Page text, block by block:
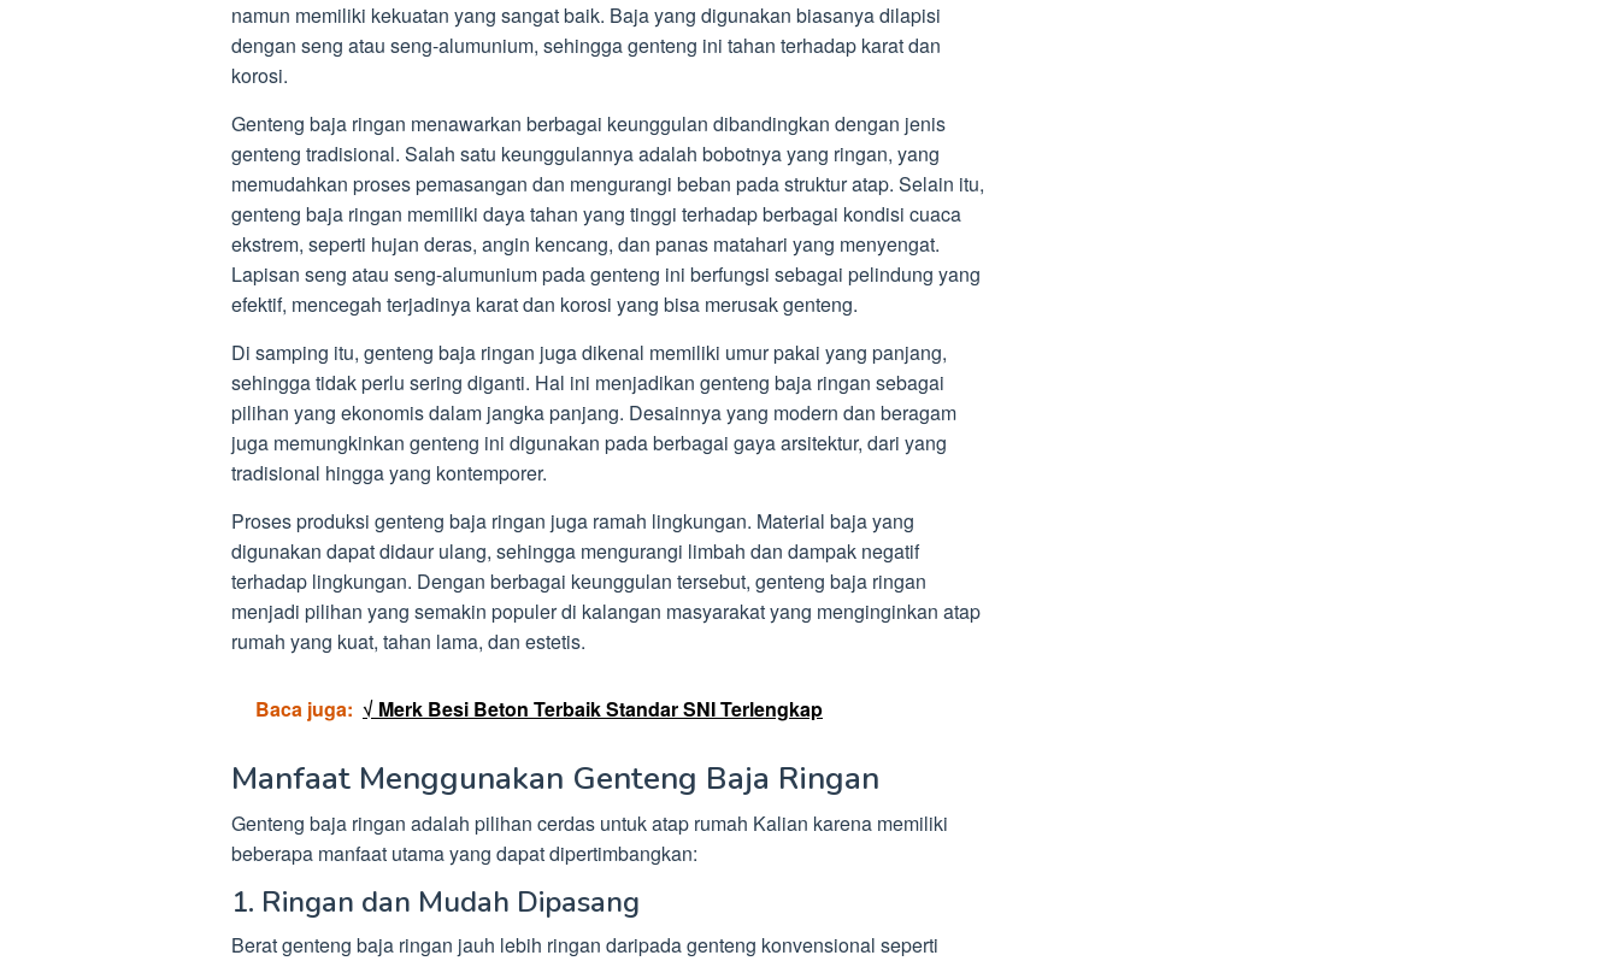
namun memiliki kekuatan yang sangat baik. Baja yang digunakan biasanya dilapisi
dengan seng atau seng-alumunium, sehingga genteng ini tahan terhadap karat dan
korosi.
Genteng baja ringan menawarkan berbagai keunggulan dibandingkan dengan jenis
genteng tradisional. Salah satu keunggulannya adalah bobotnya yang ringan, yang
memudahkan proses pemasangan dan mengurangi beban pada struktur atap. Selain itu,
genteng baja ringan memiliki daya tahan yang tinggi terhadap berbagai kondisi cuaca
ekstrem, seperti hujan deras, angin kencang, dan panas matahari yang menyengat.
Lapisan seng atau seng-alumunium pada genteng ini berfungsi sebagai pelindung yang
efektif, mencegah terjadinya karat dan korosi yang bisa merusak genteng.
Di samping itu, genteng baja ringan juga dikenal memiliki umur pakai yang panjang,
sehingga tidak perlu sering diganti. Hal ini menjadikan genteng baja ringan sebagai
pilihan yang ekonomis dalam jangka panjang. Desainnya yang modern dan beragam
juga memungkinkan genteng ini digunakan pada berbagai gaya arsitektur, dari yang
tradisional hingga yang kontemporer.
Proses produksi genteng baja ringan juga ramah lingkungan. Material baja yang
digunakan dapat didaur ulang, sehingga mengurangi limbah dan dampak negatif
terhadap lingkungan. Dengan berbagai keunggulan tersebut, genteng baja ringan
menjadi pilihan yang semakin populer di kalangan masyarakat yang menginginkan atap
rumah yang kuat, tahan lama, dan estetis.
Baca juga: √ Merk Besi Beton Terbaik Standar SNI Terlengkap
Manfaat Menggunakan Genteng Baja Ringan
Genteng baja ringan adalah pilihan cerdas untuk atap rumah Kalian karena memiliki
beberapa manfaat utama yang dapat dipertimbangkan:
1. Ringan dan Mudah Dipasang
Berat genteng baja ringan jauh lebih ringan daripada genteng konvensional seperti